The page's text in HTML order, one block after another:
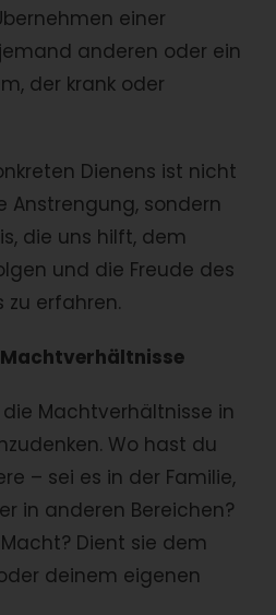
einer
anderen oder ein
der krank oder
Dienens ist nicht
Anstrengung, sondern
die uns hilft, dem
und die Freude des
zu erfahren.
Machtverhältnisse
Machtverhältnisse in
Wo hast du
– sei es in der Familie,
in anderen Bereichen?
Dient sie dem
deinem eigenen